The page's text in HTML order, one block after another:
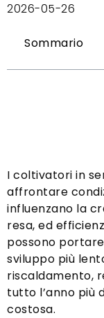
2026-05-26
Sommario
I coltivatori in
affrontare
influenzano la
resa, ed
possono
sviluppo più
riscaldamento,
tutto l’anno più
costosa.